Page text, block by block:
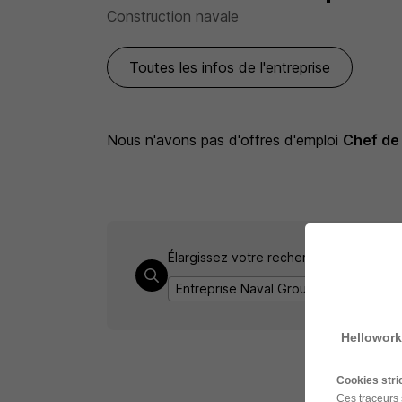
Construction navale
Toutes les infos de l'entreprise
Nous n'avons pas d'offres d'emploi Chef
Élargissez votre recherche de
Entreprise Naval Group
Cookies
Ces traceurs